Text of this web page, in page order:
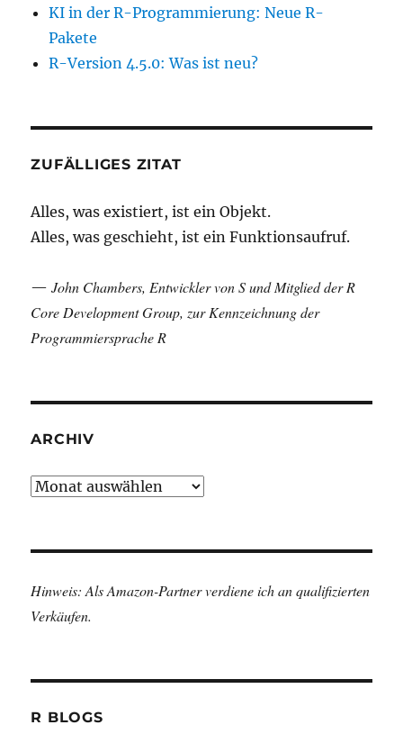
KI in der R-Programmierung: Neue R-
Pakete
R-Version 4.5.0: Was ist neu?
ZUFÄLLIGES ZITAT
Alles, was existiert, ist ein Objekt.
Alles, was geschieht, ist ein Funktionsaufruf.
—John Chambers, Entwickler von S und Mitglied der R
Core Development Group, zur Kennzeichnung der
Programmiersprache R
ARCHIV
Archiv
Hinweis: Als Amazon-Partner verdiene ich an qualifizierten
Verkäufen.
R BLOGS